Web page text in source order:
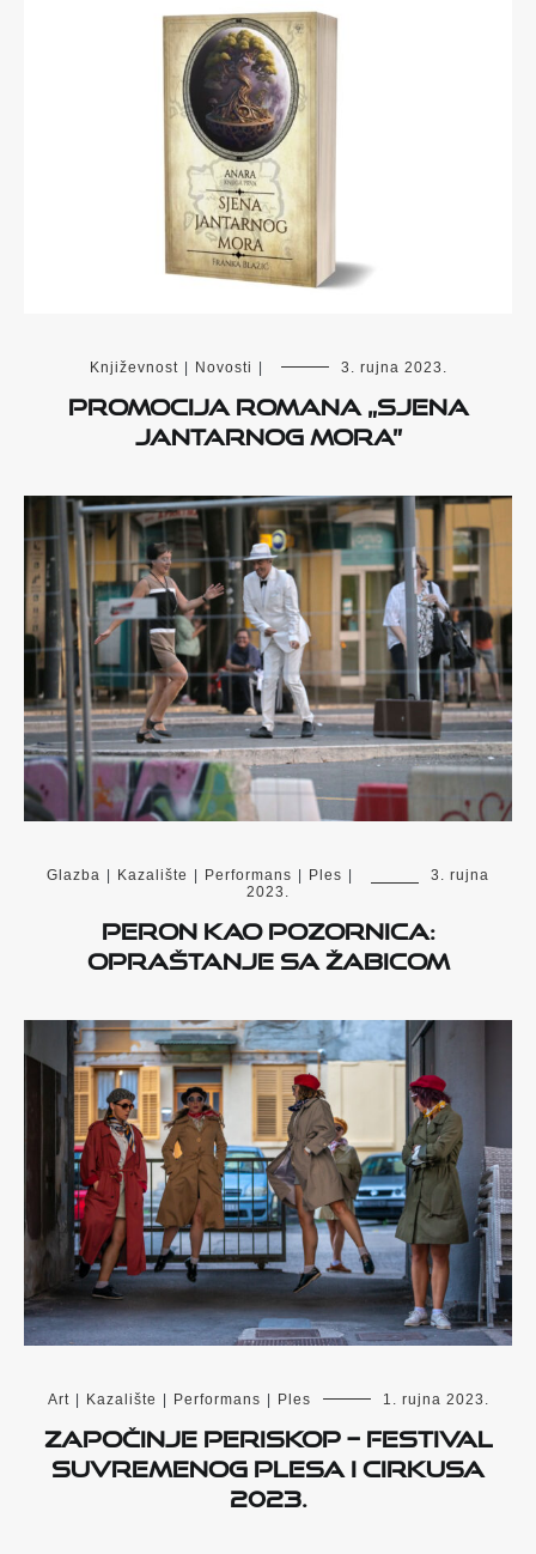
Književnost | Novosti | 3. rujna 2023.
Promocija romana „Sjena
Jantarnog mora”
Glazba | Kazalište | Performans | Ples |
3. rujna
2023.
Peron kao pozornica:
opraštanje sa Žabicom
Art | Kazalište | Performans | Ples 1. rujna 2023.
Započinje PERISKOP – Festival
suvremenog plesa i cirkusa
2023.